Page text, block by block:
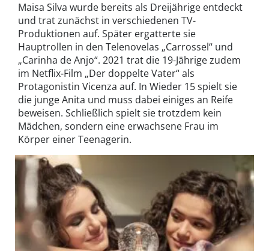
Maisa Silva wurde bereits als Dreijährige entdeckt
und trat zunächst in verschiedenen TV-
Produktionen auf. Später ergatterte sie
Hauptrollen in den Telenovelas „Carrossel“ und
„Carinha de Anjo“. 2021 trat die 19-Jährige zudem
im Netflix-Film „Der doppelte Vater“ als
Protagonistin Vicenza auf. In Wieder 15 spielt sie
die junge Anita und muss dabei einiges an Reife
beweisen. Schließlich spielt sie trotzdem kein
Mädchen, sondern eine erwachsene Frau im
Körper einer Teenagerin.